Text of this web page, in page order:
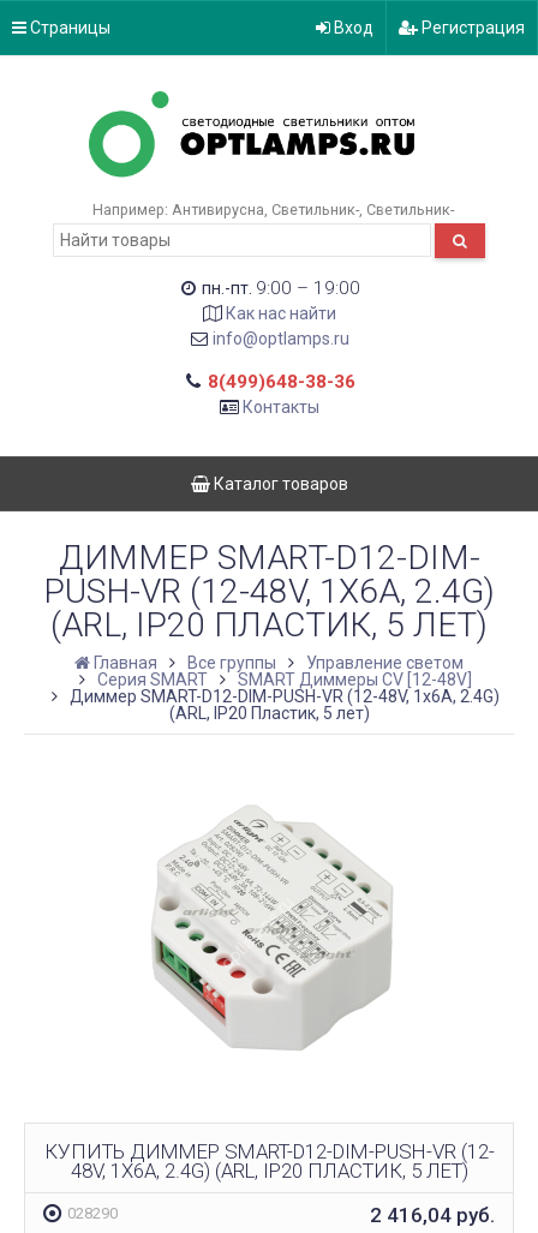
Страницы Вход Регистрация
Например: Антивирусна Светильник- Светильник-
пн.-пт. 9:00 – 19:00
Как нас найти
info@optlamps.ru
8(499)648-38-36
Контакты
Каталог товаров
ДИММЕР SMART-D12-DIM-
PUSH-VR (12-48V, 1X6A, 2.4G)
(ARL, IP20 ПЛАСТИК, 5 ЛЕТ)
Главная Все группы
Управление светом
Серия SMART
SMART Диммеры CV [12-48V]
Диммер SMART-D12-DIM-PUSH-VR (12-48V, 1x6A, 2.4G)
(ARL, IP20 Пластик, 5 лет)
КУПИТЬ ДИММЕР SMART-D12-DIM-PUSH-VR (12-
48V, 1X6A, 2.4G) (ARL, IP20 ПЛАСТИК, 5 ЛЕТ)
028290 2 416,04 руб.